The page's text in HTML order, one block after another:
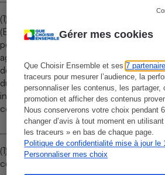
Gérer mes cookies
Que Choisir Ensemble et ses7
traceurs pour mesurer l’audience, la
personnaliser les contenus, les partager,
promotion et afficher des contenus
Nous conserverons votre choix pendant
changer d’avis à tout moment en
les traceurs » en bas de chaque page.
Politique de confidentialité mise à jour le
Personnaliser mes choix
(1) Orangina sans sucre contient de
(E950) et du sucralose (E955), deux
pour lesquels il existe une controverse
agences européennes et françaises ne
des études en revanche relèvent des
du métabolisme du glucose, des
intestinale, des risques de diabète de
coronariennes ;
(1) Les chewing-gums Wrigley’s
contiennent notamment du